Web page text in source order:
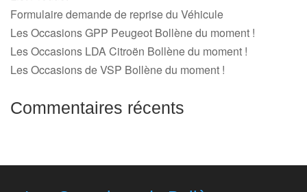
Formulaire demande de reprise du Véhicule
Les Occasions GPP Peugeot Bollène du moment !
Les Occasions LDA Citroën Bollène du moment !
Les Occasions de VSP Bollène du moment !
Commentaires récents